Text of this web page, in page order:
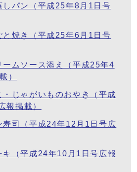
しパン（平成25年8月1日号
と焼き（平成25年6月1日号
ームソース添え（平成25年4
）
・じゃがいものおやき（平成
報掲載）
寿司（平成24年12月1日号広
キ（平成24年10月1日号広報